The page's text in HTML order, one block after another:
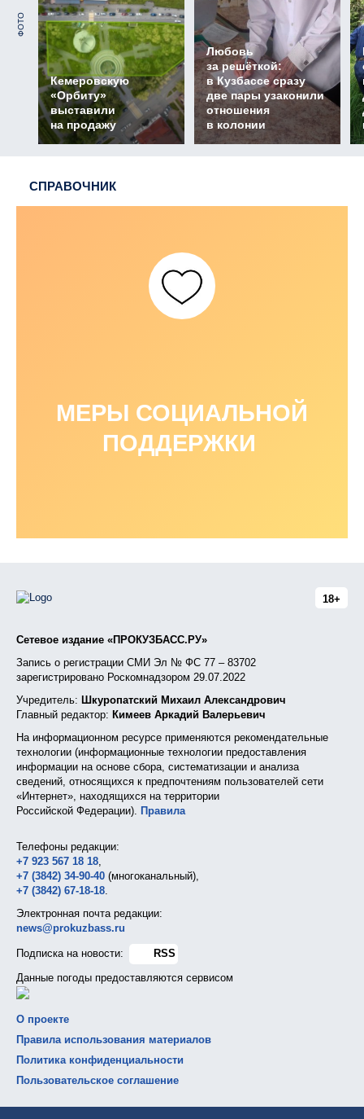
ФОТО
Кемеровскую
«Орбиту»
выставили
на продажу
Любовь
за решёткой:
в Кузбассе сразу
две пары узаконили
отношения
в колонии
СПРАВОЧНИК
МЕРЫ СОЦИАЛЬНОЙ
ПОДДЕРЖКИ
18+
Сетевое издание «ПРОКУЗБАСС.РУ»
Запись о регистрации СМИ Эл № ФС 77 – 83702
зарегистрировано Роскомнадзором 29.07.2022
Учредитель: Шкуропатский Михаил Александрович
Главный редактор: Кимеев Аркадий Валерьевич
На информационном ресурсе применяются рекомендательные
технологии (информационные технологии предоставления
информации на основе сбора, систематизации и анализа
сведений, относящихся к предпочтениям пользователей сети
«Интернет», находящихся на территории
Российской Федерации).
Правила
Телефоны редакции:
+7 923 567 18 18
+7 (3842) 34-90-40 (многоканальный),
+7 (3842) 67-18-18
Электронная почта редакции:
news@prokuzbass.ru
Подписка на новости:
RSS
Данные погоды предоставляются сервисом
О проекте
Правила использования материалов
Политика конфиденциальности
Пользовательское соглашение